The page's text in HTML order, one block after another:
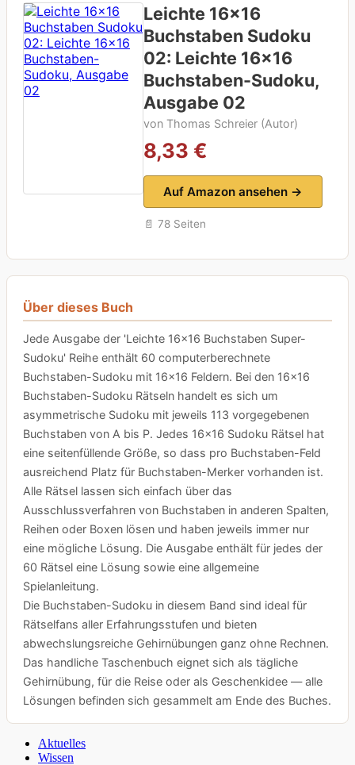
Leichte 16×16
Buchstaben Sudoku
02: Leichte 16×16
Buchstaben-Sudoku,
Ausgabe 02
von Thomas Schreier (Autor)
8,33 €
Auf Amazon ansehen →
📄 78 Seiten
Über dieses Buch
Jede Ausgabe der 'Leichte 16×16 Buchstaben Super-
Sudoku' Reihe enthält 60 computerberechnete
Buchstaben-Sudoku mit 16×16 Feldern. Bei den 16×16
Buchstaben-Sudoku Rätseln handelt es sich um
asymmetrische Sudoku mit jeweils 113 vorgegebenen
Buchstaben von A bis P. Jedes 16×16 Sudoku Rätsel hat
eine seitenfüllende Größe, so dass pro Buchstaben-Feld
ausreichend Platz für Buchstaben-Merker vorhanden ist.
Alle Rätsel lassen sich einfach über das
Ausschlussverfahren von Buchstaben in anderen Spalten,
Reihen oder Boxen lösen und haben jeweils immer nur
eine mögliche Lösung. Die Ausgabe enthält für jedes der
60 Rätsel eine Lösung sowie eine allgemeine
Spielanleitung.
Die Buchstaben-Sudoku in diesem Band sind ideal für
Rätselfans aller Erfahrungsstufen und bieten
abwechslungsreiche Gehirnübungen ganz ohne Rechnen.
Das handliche Taschenbuch eignet sich als tägliche
Gehirnübung, für die Reise oder als Geschenkidee — alle
Lösungen befinden sich gesammelt am Ende des Buches.
Aktuelles
Wissen